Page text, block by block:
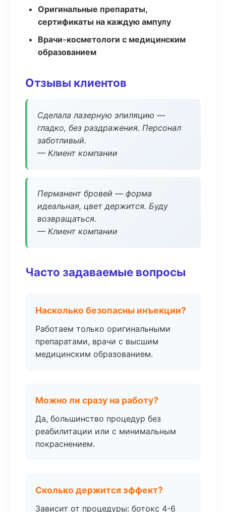
Оригинальные препараты,
сертификаты на каждую ампулу
Врачи-косметологи с медицинским
образованием
Отзывы клиентов
Сделала лазерную эпиляцию —
гладко, без раздражения. Персонал
заботливый.
— Клиент компании
Перманент бровей — форма
идеальная, цвет держится. Буду
возвращаться.
— Клиент компании
Часто задаваемые вопросы
Насколько безопасны инъекции?
Работаем только оригинальными
препаратами, врачи с высшим
медицинским образованием.
Можно ли сразу на работу?
Да, большинство процедур без
реабилитации или с минимальным
покраснением.
Сколько держится эффект?
Зависит от процедуры: ботокс 4-6